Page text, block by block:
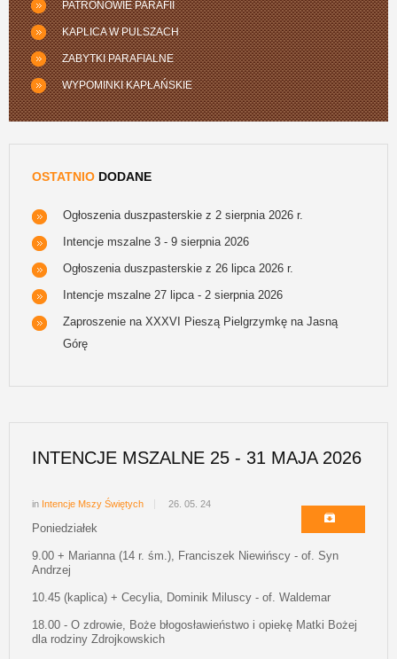
PATRONOWIE PARAFII
KAPLICA W PULSZACH
ZABYTKI PARAFIALNE
WYPOMINKI KAPŁAŃSKIE
OSTATNIO DODANE
Ogłoszenia duszpasterskie z 2 sierpnia 2026 r.
Intencje mszalne 3 - 9 sierpnia 2026
Ogłoszenia duszpasterskie z 26 lipca 2026 r.
Intencje mszalne 27 lipca - 2 sierpnia 2026
Zaproszenie na XXXVI Pieszą Pielgrzymkę na Jasną
Górę
INTENCJE MSZALNE 25 - 31 MAJA 2026
in Intencje Mszy Świętych 26. 05. 24
Poniedziałek
9.00 + Marianna (14 r. śm.), Franciszek Niewińscy - of. Syn
Andrzej
10.45 (kaplica) + Cecylia, Dominik Miluscy - of. Waldemar
18.00 - O zdrowie, Boże błogosławieństwo i opiekę Matki Bożej
dla rodziny Zdrojkowskich